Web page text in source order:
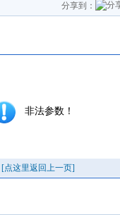
分享到：